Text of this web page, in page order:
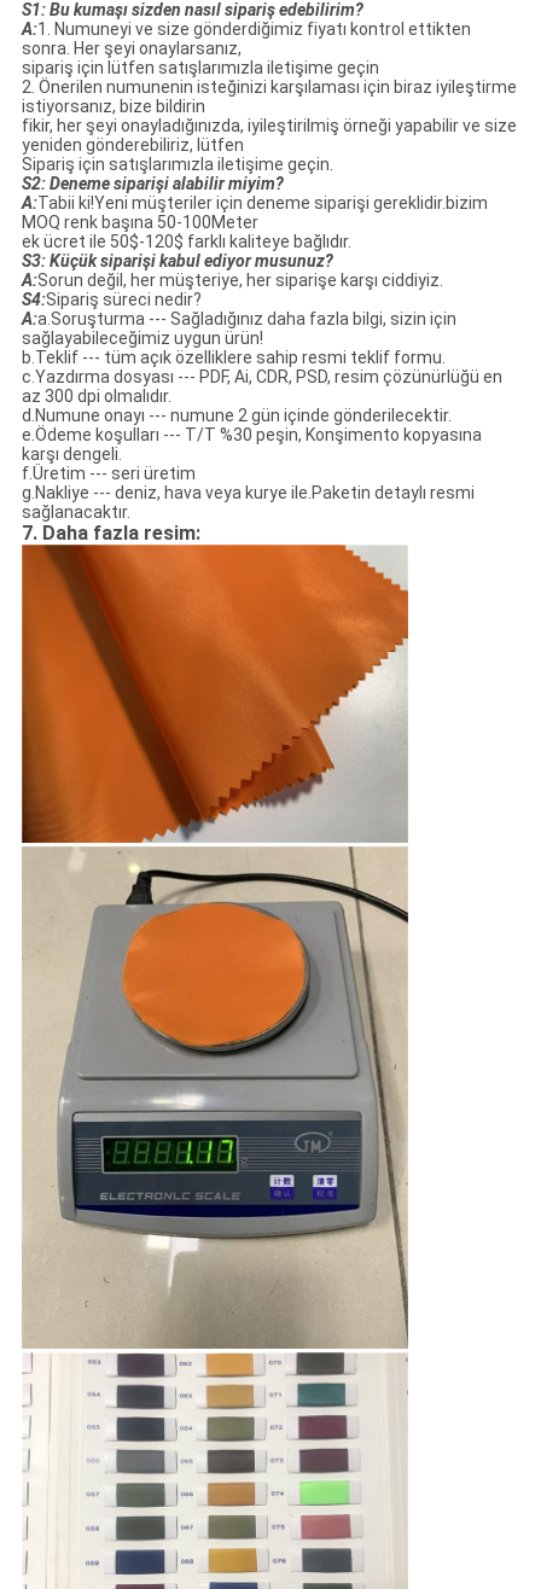
S1: Bu kumaşı sizden nasıl sipariş edebilirim?
A:1. Numuneyi ve size gönderdiğimiz fiyatı kontrol ettikten
sonra. Her şeyi onaylarsanız,
sipariş için lütfen satışlarımızla iletişime geçin
2. Önerilen numunenin isteğinizi karşılaması için biraz iyileştirme
istiyorsanız, bize bildirin
fikir, her şeyi onayladığınızda, iyileştirilmiş örneği yapabilir ve size
yeniden gönderebiliriz, lütfen
Sipariş için satışlarımızla iletişime geçin.
S2: Deneme siparişi alabilir miyim?
A:Tabii ki!Yeni müşteriler için deneme siparişi gereklidir.bizim
MOQ renk başına 50-100Meter
ek ücret ile 50$-120$ farklı kaliteye bağlıdır.
S3: Küçük siparişi kabul ediyor musunuz?
A:Sorun değil, her müşteriye, her siparişe karşı ciddiyiz.
S4:Sipariş süreci nedir?
A:a.Soruşturma --- Sağladığınız daha fazla bilgi, sizin için
sağlayabileceğimiz uygun ürün!
b.Teklif --- tüm açık özelliklere sahip resmi teklif formu.
c.Yazdırma dosyası --- PDF, Ai, CDR, PSD, resim çözünürlüğü en
az 300 dpi olmalıdır.
d.Numune onayı --- numune 2 gün içinde gönderilecektir.
e.Ödeme koşulları --- T/T %30 peşin, Konşimento kopyasına
karşı dengeli.
f.Üretim --- seri üretim
g.Nakliye --- deniz, hava veya kurye ile.Paketin detaylı resmi
sağlanacaktır.
7. Daha fazla resim: